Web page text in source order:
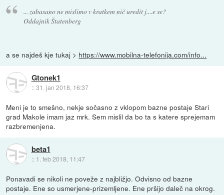
... zabasano ne mislimo v kratkem nič uredit j....e se?
Oddajnik Štatenberg
a se najdeš kje tukaj > https://www.mobilna-telefonija.com/info...
Gtonek1
::31. jan 2018, 16:37
Meni je to smešno, nekje sočasno z vklopom bazne postaje Stari
grad Makole imam jaz mrk. Sem mislil da bo ta s katere sprejemam
razbremenjena.
beta1
:: 1. feb 2018, 11:47
Ponavadi se nikoli ne poveže z najbližjo. Odvisno od bazne
postaje. Ene so usmerjene-prizemljene. Ene pršijo daleč na okrog.